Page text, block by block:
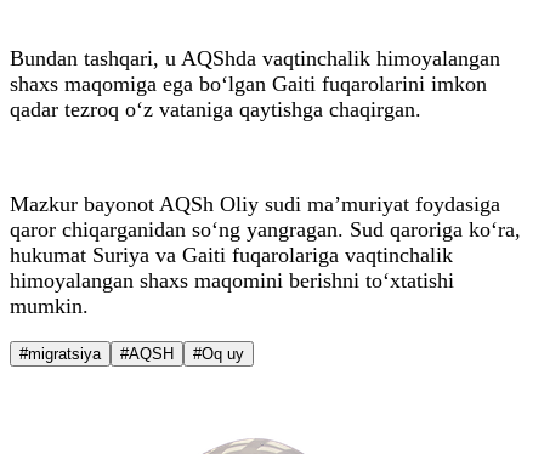
Bundan tashqari, u AQShda vaqtinchalik himoyalangan
shaxs maqomiga ega bo‘lgan Gaiti fuqarolarini imkon
qadar tezroq o‘z vataniga qaytishga chaqirgan.
Mazkur bayonot AQSh Oliy sudi ma’muriyat foydasiga
qaror chiqarganidan so‘ng yangragan. Sud qaroriga ko‘ra,
hukumat Suriya va Gaiti fuqarolariga vaqtinchalik
himoyalangan shaxs maqomini berishni to‘xtatishi
mumkin.
#migratsiya #AQSH #Oq uy